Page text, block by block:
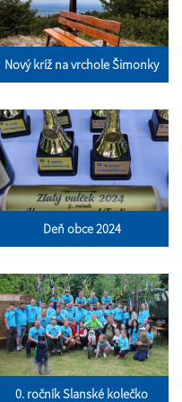
Nový kríž na vrchole Šimonky
Deň obce 2024
0. ročník Slanské kolečko